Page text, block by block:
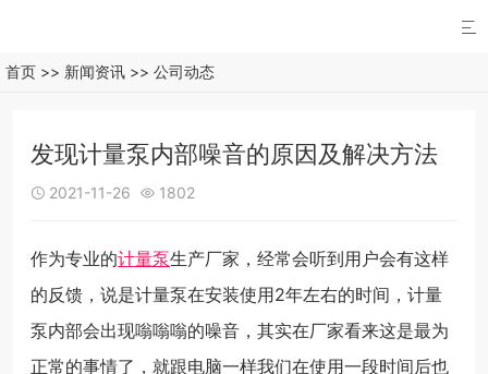

首页 >> 新闻资讯 >> 公司动态
发现计量泵内部噪音的原因及解决方法
 2021-11-26  1802
作为专业的计量泵生产厂家，经常会听到用户会有这样
的反馈，说是计量泵在安装使用2年左右的时间，计量
泵内部会出现嗡嗡嗡的噪音，其实在厂家看来这是最为
正常的事情了，就跟电脑一样我们在使用一段时间后也